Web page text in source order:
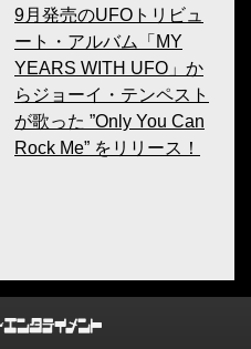
9月発売のUFOトリビュ
ート・アルバム「MY
YEARS WITH UFO」か
らジョーイ・テンペスト
が歌った ”Only You Can
Rock Me” をリリース！